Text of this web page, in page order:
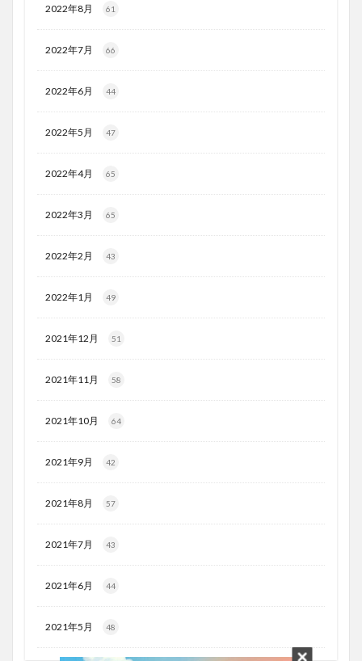
2022年8月 61
2022年7月 66
2022年6月 44
2022年5月 47
2022年4月 65
2022年3月 65
2022年2月 43
2022年1月 49
2021年12月 51
2021年11月 58
2021年10月 64
2021年9月 42
2021年8月 57
2021年7月 43
2021年6月 44
2021年5月 48